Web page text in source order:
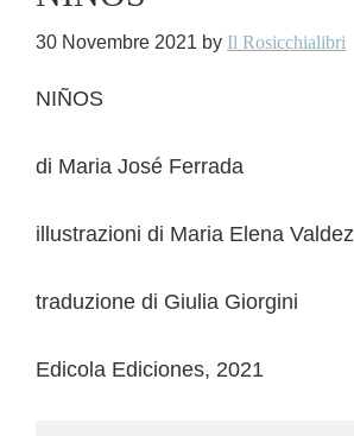
30 Novembre 2021 by Il Rosicchialibri
NIÑOS
di Maria José Ferrada
illustrazioni di Maria Elena Valdez
traduzione di Giulia Giorgini
Edicola Ediciones, 2021